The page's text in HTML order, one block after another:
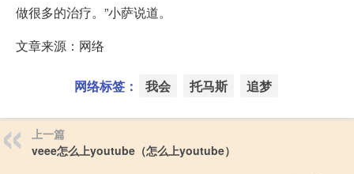
做很多的治疗。”小萨说道。
文章来源：网络
网络标签： 我会 托马斯 追梦
上一篇
veee怎么上youtube（怎么上youtube）